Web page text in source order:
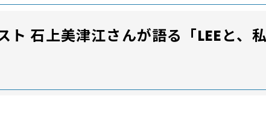
ト 石上美津江さんが語る「LEEと、